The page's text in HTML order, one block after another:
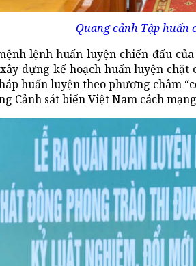
Quang cảnh Tập huấn
lệnh huấn luyện chiến đấu
dựng kế hoạch huấn luyện
huấn luyện theo phương châm
Cảnh sát biển Việt Nam cách